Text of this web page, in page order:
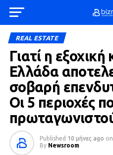
REAL ESTATE
Γιατί η
Ελλάδα
σοβαρή
Οι 5 περιοχές
Published 10 μήνες ago on
By Newsroom